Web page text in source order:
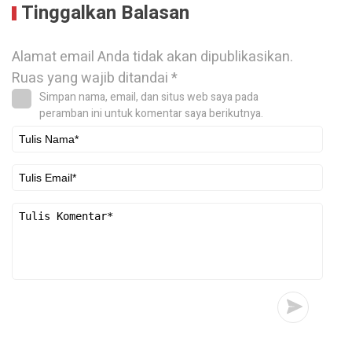
Tinggalkan Balasan
Alamat email Anda tidak akan dipublikasikan.
Ruas yang wajib ditandai*
Simpan nama, email, dan situs web saya pada
peramban ini untuk komentar saya berikutnya.